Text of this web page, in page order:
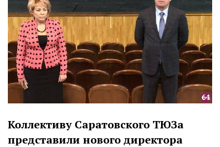
Коллективу Саратовского ТЮЗа
представили нового директора